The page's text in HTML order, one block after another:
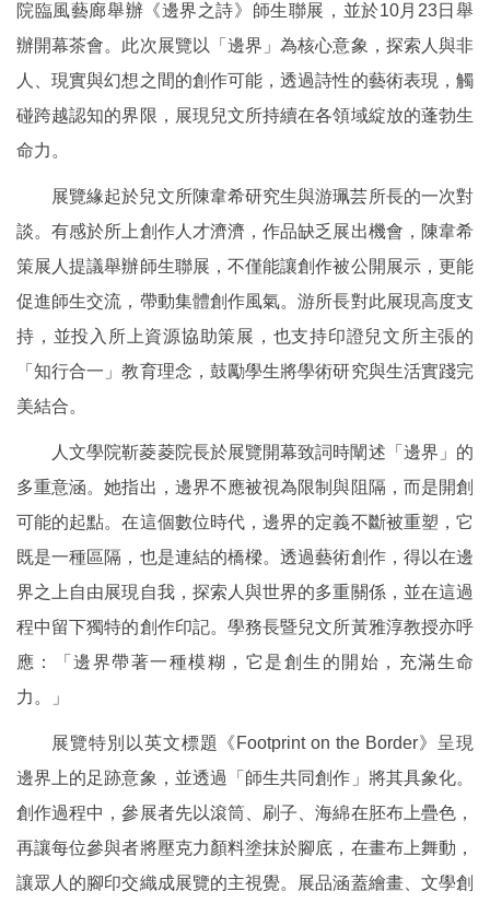
院臨風藝廊舉辦《邊界之詩》師生聯展，並於10月23日舉
辦開幕茶會。此次展覽以「邊界」為核心意象，探索人與非
人、現實與幻想之間的創作可能，透過詩性的藝術表現，觸
碰跨越認知的界限，展現兒文所持續在各領域綻放的蓬勃生
命力。
展覽緣起於兒文所陳韋希研究生與游珮芸所長的一次對
談。有感於所上創作人才濟濟，作品缺乏展出機會，陳韋希
策展人提議舉辦師生聯展，不僅能讓創作被公開展示，更能
促進師生交流，帶動集體創作風氣。游所長對此展現高度支
持，並投入所上資源協助策展，也支持印證兒文所主張的
「知行合一」教育理念，鼓勵學生將學術研究與生活實踐完
美結合。
人文學院靳菱菱院長於展覽開幕致詞時闡述「邊界」的
多重意涵。她指出，邊界不應被視為限制與阻隔，而是開創
可能的起點。在這個數位時代，邊界的定義不斷被重塑，它
既是一種區隔，也是連結的橋樑。透過藝術創作，得以在邊
界之上自由展現自我，探索人與世界的多重關係，並在這過
程中留下獨特的創作印記。學務長暨兒文所黃雅淳教授亦呼
應：「邊界帶著一種模糊，它是創生的開始，充滿生命
力。」
展覽特別以英文標題《Footprint on the Border》呈現
邊界上的足跡意象，並透過「師生共同創作」將其具象化。
創作過程中，參展者先以滾筒、刷子、海綿在胚布上疊色，
再讓每位參與者將壓克力顏料塗抹於腳底，在畫布上舞動，
讓眾人的腳印交織成展覽的主視覺。展品涵蓋繪畫、文學創